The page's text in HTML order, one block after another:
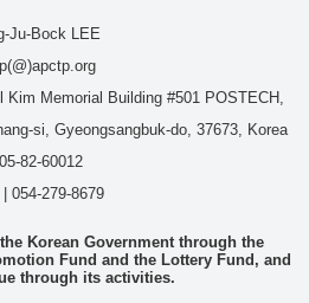
Ju-Bock LEE
Kim Memorial Building #501 POSTECH,
si, Gyeongsangbuk-do, 37673, Korea
82-60012
054-279-8679
Korean Government through the
Fund and the Lottery Fund, and
through its activities.